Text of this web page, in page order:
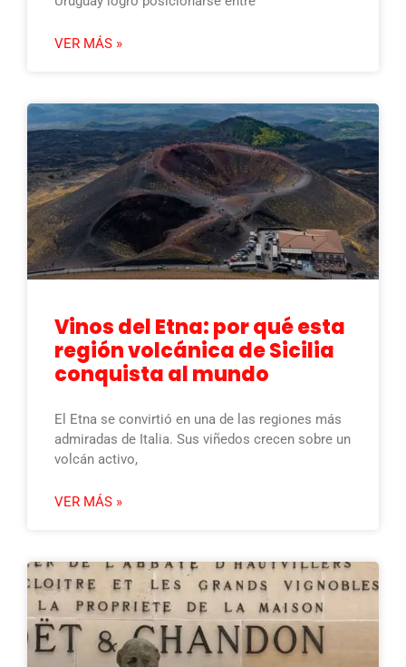
VER MÁS »
Vinos del Etna: por qué esta
región volcánica de Sicilia
conquista al mundo
El Etna se convirtió en una de las regiones más
admiradas de Italia. Sus viñedos crecen sobre un
volcán activo,
VER MÁS »